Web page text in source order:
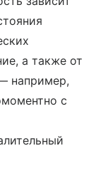
а также от
например,
с